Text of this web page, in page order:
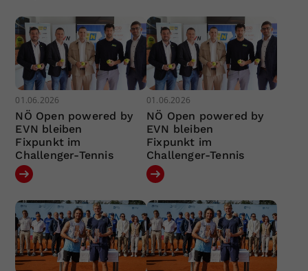
01.06.2026
NÖ Open powered by
EVN bleiben
Fixpunkt im
Challenger-Tennis
01.06.2026
NÖ Open powered by
EVN bleiben
Fixpunkt im
Challenger-Tennis